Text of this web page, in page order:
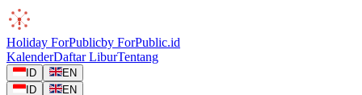
Holiday ForPublicby ForPublic.id
KalenderDaftar LiburTentang
ID
EN
ID
EN